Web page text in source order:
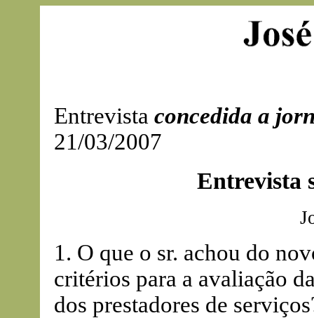
Entrevista concedida a
21/03/2007
Entrevista
1. O que o sr. achou do
critérios para a avaliação
dos prestadores de